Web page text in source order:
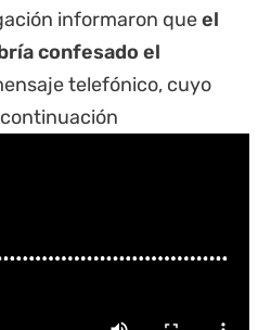
informaron queel
confesado el
telefónico, cuyo